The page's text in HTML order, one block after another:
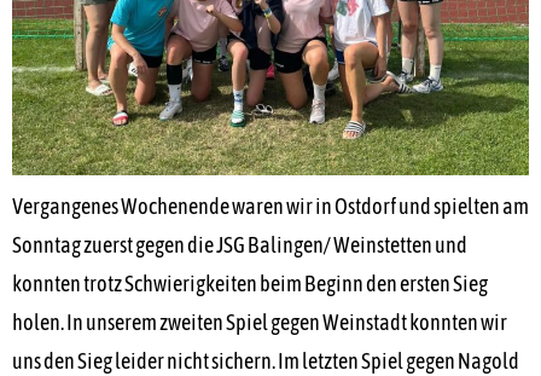
Vergangenes Wochenende waren wir in Ostdorf und spielten am
Sonntag zuerst gegen die JSG Balingen/ Weinstetten und
konnten trotz Schwierigkeiten beim Beginn den ersten Sieg
holen. In unserem zweiten Spiel gegen Weinstadt konnten wir
uns den Sieg leider nicht sichern. Im letzten Spiel gegen Nagold